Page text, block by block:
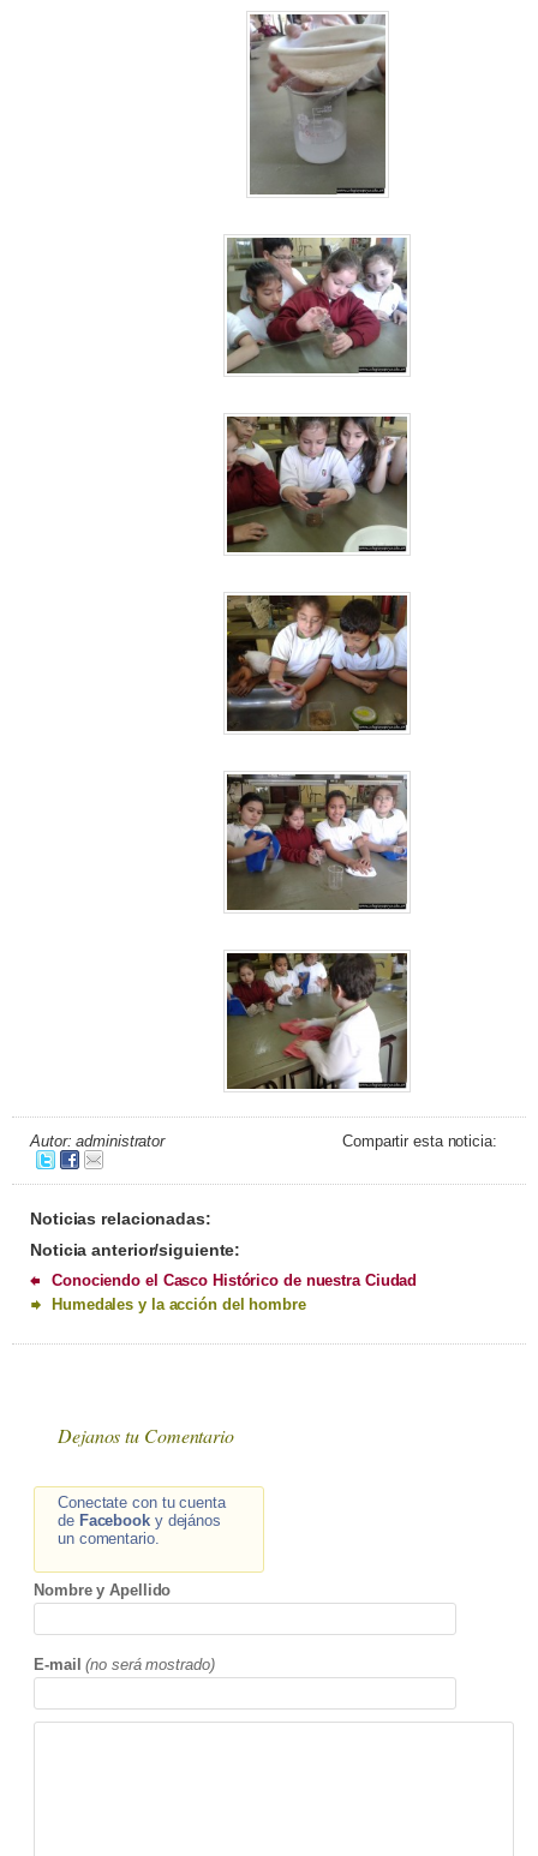
Autor: administrator Compartir esta noticia:
Noticias relacionadas:
Noticia anterior/siguiente:
Conociendo el Casco Histórico de nuestra Ciudad
Humedales y la acción del hombre
Dejanos tu Comentario
Conectate con tu cuenta
de Facebooky dejános
un comentario.
Nombre y Apellido
E-mail (no será mostrado)